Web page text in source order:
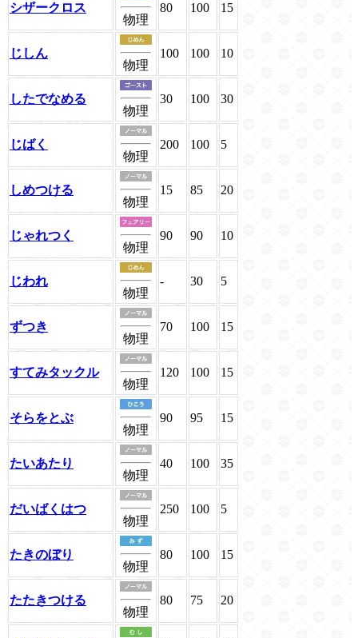
シザークロス
物理
80 100 15
じしん
物理
100 100 10
したでなめる
物理
30 100 30
じばく
物理
200 100 5
しめつける
物理
15 85 20
じゃれつく
物理
90 90 10
じわれ
物理
- 30 5
ずつき
物理
70 100 15
すてみタックル
物理
120 100 15
そらをとぶ
物理
90 95 15
たいあたり
物理
40 100 35
だいばくはつ
物理
250 100 5
たきのぼり
物理
80 100 15
たたきつける
物理
80 75 20